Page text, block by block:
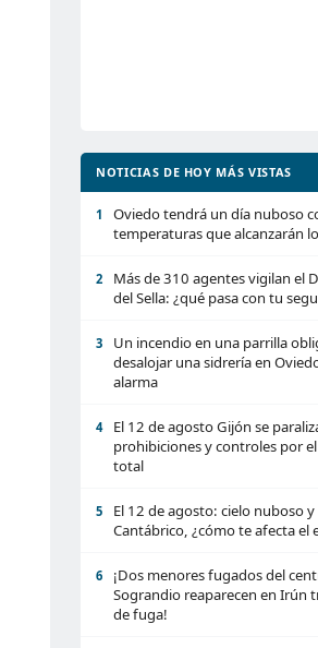
NOTICIAS DE HOY MÁS VISTAS
1
Oviedo tendrá un día nuboso
temperaturas que alcanzarán
2
Más de 310 agentes vigilan el
del Sella: ¿qué pasa con tu
3
Un incendio en una parrilla
desalojar una sidrería en
alarma
4
El 12 de agosto Gijón se
prohibiciones y controles por
total
5
El 12 de agosto: cielo nuboso y
Cantábrico, ¿cómo te afecta el
6
¡Dos menores fugados del
Sograndio reaparecen en Irún
de fuga!